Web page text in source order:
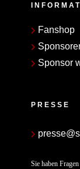
Fanshop
Sponsor
PRESSE
Sie haben